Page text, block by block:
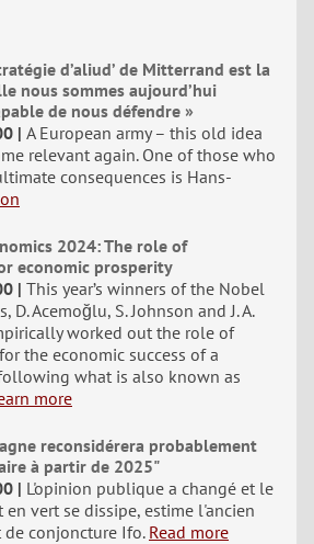
d’aliud’ de Mitterrand est la
nous sommes aujourd’hui
de nous défendre »
A European army – this old idea
relevant again. One of those who
consequences is Hans-
2024: The role of
economic prosperity
This year’s winners of the Nobel
D. Acemoğlu, S. Johnson and J. A.
worked out the role of
the economic success of a
what is also known as
more
reconsidérera probablement
à partir de 2025"
L'opinion publique a changé et le
en vert se dissipe, estime l'ancien
conjoncture Ifo. Read more